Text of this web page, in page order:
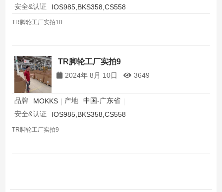
安全&认证
IOS985,BKS358,CS558
TR脚轮工厂实拍10
TR脚轮工厂实拍9
2024年 8月 10日 3649
品牌 MOKKS 产地
中国-广东省
安全&认证
IOS985,BKS358,CS558
TR脚轮工厂实拍9